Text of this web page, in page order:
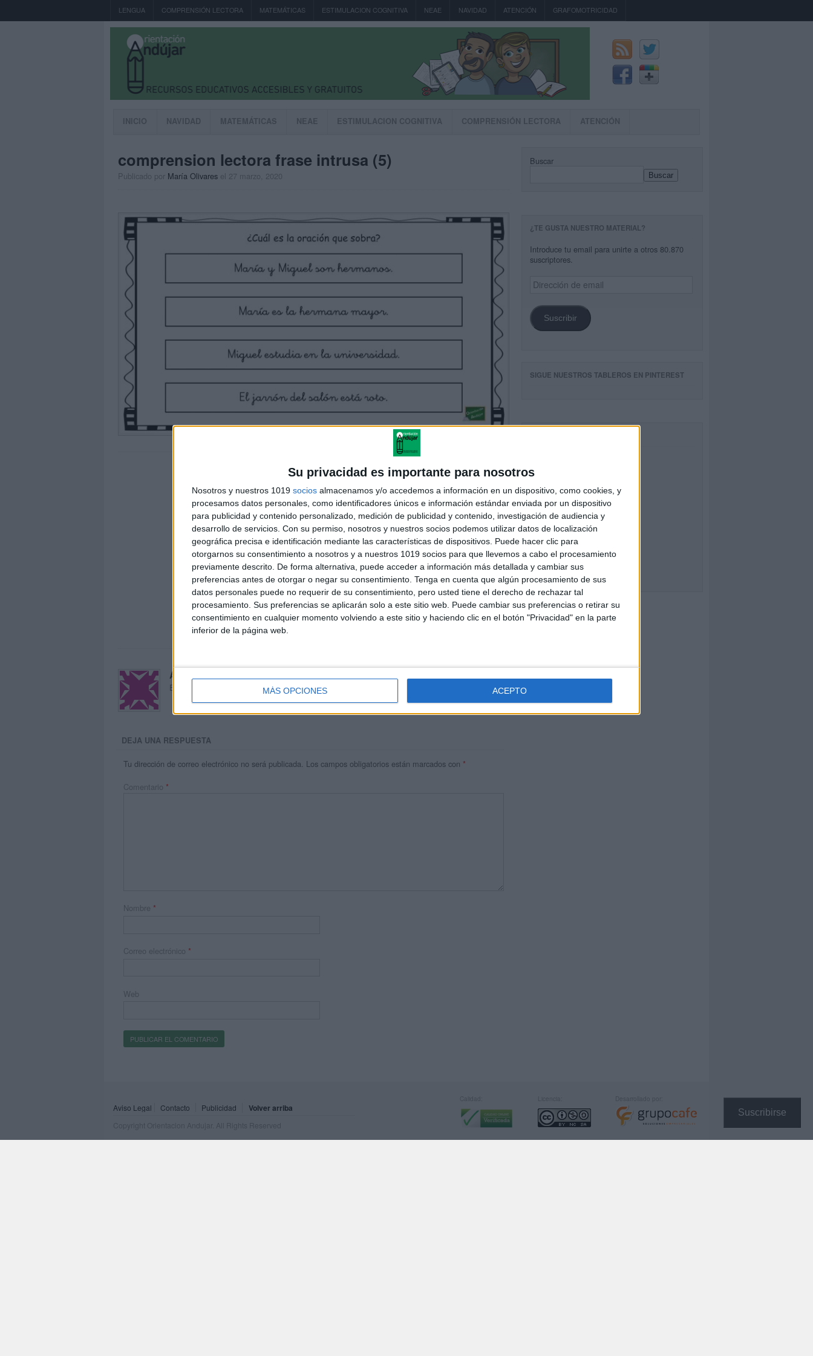
Su privacidad es importante para nosotros
Nosotros y nuestros 1019 socios almacenamos y/o accedemos a información en un dispositivo, como cookies, y
procesamos datos personales, como identificadores únicos e información estándar enviada por un dispositivo
para publicidad y contenido personalizado, medición de publicidad y contenido, investigación de audiencia y
desarrollo de servicios. Con su permiso, nosotros y nuestros socios podemos utilizar datos de localización
geográfica precisa e identificación mediante las características de dispositivos. Puede hacer clic para
otorgarnos su consentimiento a nosotros y a nuestros 1019 socios para que llevemos a cabo el procesamiento
previamente descrito. De forma alternativa, puede acceder a información más detallada y cambiar sus
preferencias antes de otorgar o negar su consentimiento. Tenga en cuenta que algún procesamiento de sus
datos personales puede no requerir de su consentimiento, pero usted tiene el derecho de rechazar tal
procesamiento. Sus preferencias se aplicarán solo a este sitio web. Puede cambiar sus preferencias o retirar su
consentimiento en cualquier momento volviendo a este sitio y haciendo clic en el botón "Privacidad" en la parte
inferior de la página web.
MÁS OPCIONES ACEPTO
Suscribirse
LENGUA COMPRENSIÓN LECTORA MATEMÁTICAS ESTIMULACION COGNITIVA NEAE NAVIDAD ATENCIÓN GRAFOMOTRICIDAD
INICIO NAVIDAD MATEMÁTICAS NEAE ESTIMULACION COGNITIVA COMPRENSIÓN LECTORA ATENCIÓN
comprension lectora frase intrusa (5)
Publicado por María Olivares el 27 marzo, 2020
Acerca de María Olivares
El autor no ha proporcionado ninguna información.
DEJA UNA RESPUESTA
Tu dirección de correo electrónico no será publicada. Los campos obligatorios están marcados con *
Comentario *
Nombre *
Correo electrónico *
Web
Buscar
Buscar
¿TE GUSTA NUESTRO MATERIAL?
Introduce tu email para unirte a otros 80.870
suscriptores.
Dirección
de
Suscribir
SIGUE NUESTROS TABLEROS EN PINTEREST
Aviso Legal Contacto Publicidad Volver arriba